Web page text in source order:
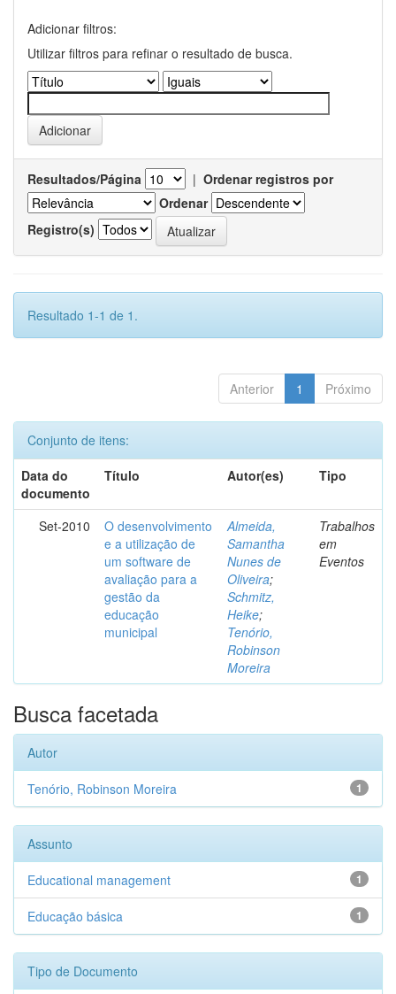
Adicionar filtros:
Utilizar filtros para refinar o resultado de busca.
Resultados/Página | Ordenar registros por
Ordenar
Registro(s)
Resultado 1-1 de 1.
Anterior 1 Próximo
Conjunto de itens:
Data do
documento
Título Autor(es) Tipo
Set-2010
O desenvolvimento
e a utilização de
um software de
avaliação para a
gestão da
educação
municipal
Almeida,
Samantha
Nunes de
Oliveira;
Schmitz,
Heike;
Tenório,
Robinson
Moreira
Trabalhos
em
Eventos
Busca facetada
Autor
1
Tenório, Robinson Moreira
Assunto
1
Educational management
1
Educação básica
Tipo de Documento